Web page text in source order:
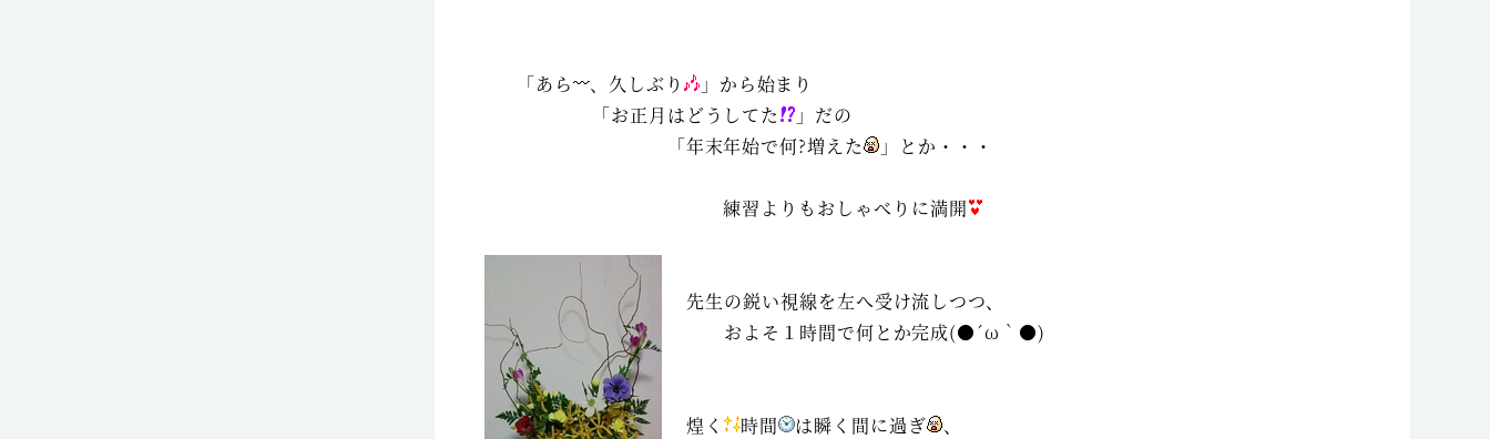
「あら 、久しぶり
」から始まり
「お正月はどうしてた
」だの
「年末年始で何?増えた
」とか・・・
練習よりもおしゃべりに満開
先生の鋭い視線を左へ受け流しつつ、
およそ１時間で何とか完成(●´ω｀●)
煌く 時間 は瞬く間に過ぎ
、